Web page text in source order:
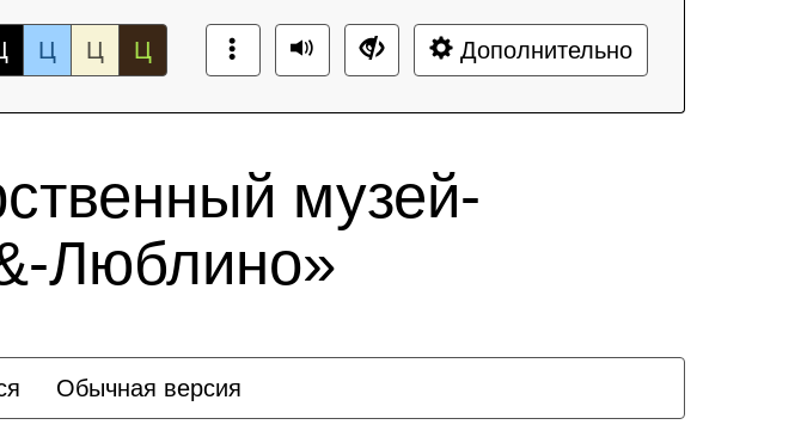
Ц Ц Ц Дополнительно
музей-
Люблино»
Обычная версия